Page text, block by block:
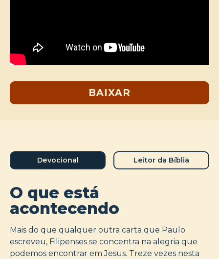
BAIXAR
Devocional Leitor da Bíblia
O que está
acontecendo
Mais do que qualquer outra carta que Paulo
escreveu, Filipenses se concentra na alegria que
podemos encontrar em Jesus. Treze vezes nesta